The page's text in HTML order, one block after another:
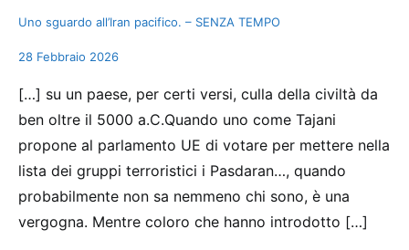
Uno sguardo all’Iran pacifico. – SENZA TEMPO
28 Febbraio 2026
[…] su un paese, per certi versi, culla della civiltà da
ben oltre il 5000 a.C.Quando uno come Tajani
propone al parlamento UE di votare per mettere nella
lista dei gruppi terroristici i Pasdaran…, quando
probabilmente non sa nemmeno chi sono, è una
vergogna. Mentre coloro che hanno introdotto […]